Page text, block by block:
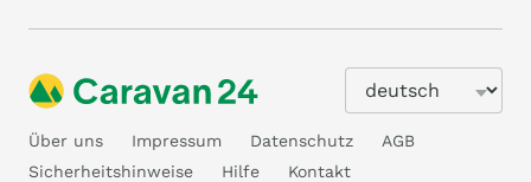
Über uns Impressum Datenschutz
AGB
Sicherheitshinweise
Hilfe Kontakt